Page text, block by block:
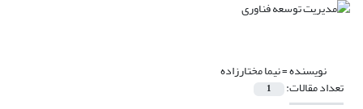
نویسنده =نیما مختارزاده
تعداد مقالات: 1